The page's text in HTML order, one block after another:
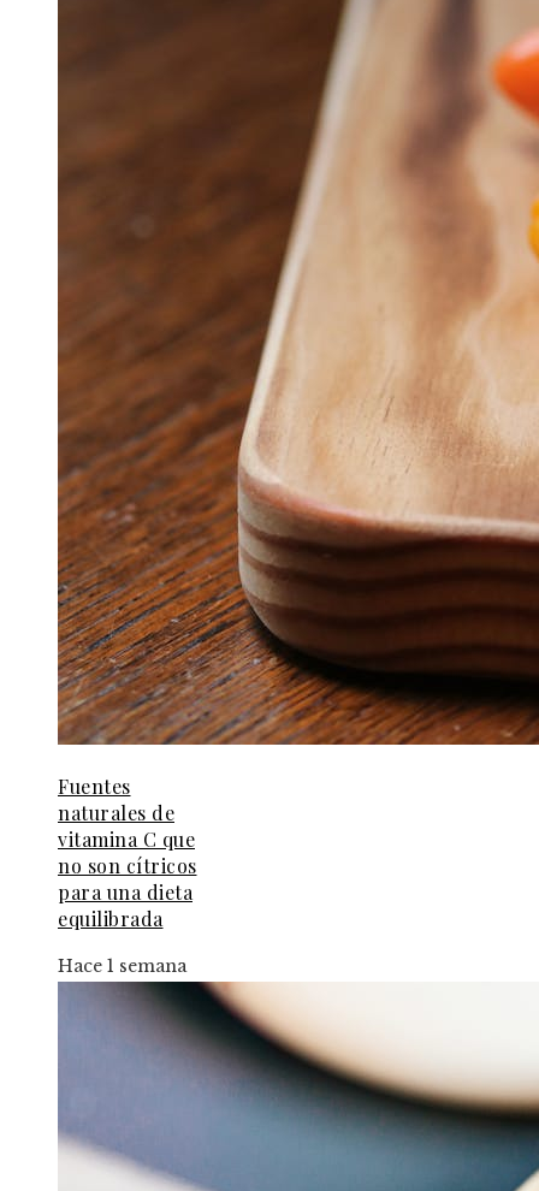
Fuentes
naturales de
vitamina C que
no son cítricos
para una dieta
equilibrada
Hace 1 semana